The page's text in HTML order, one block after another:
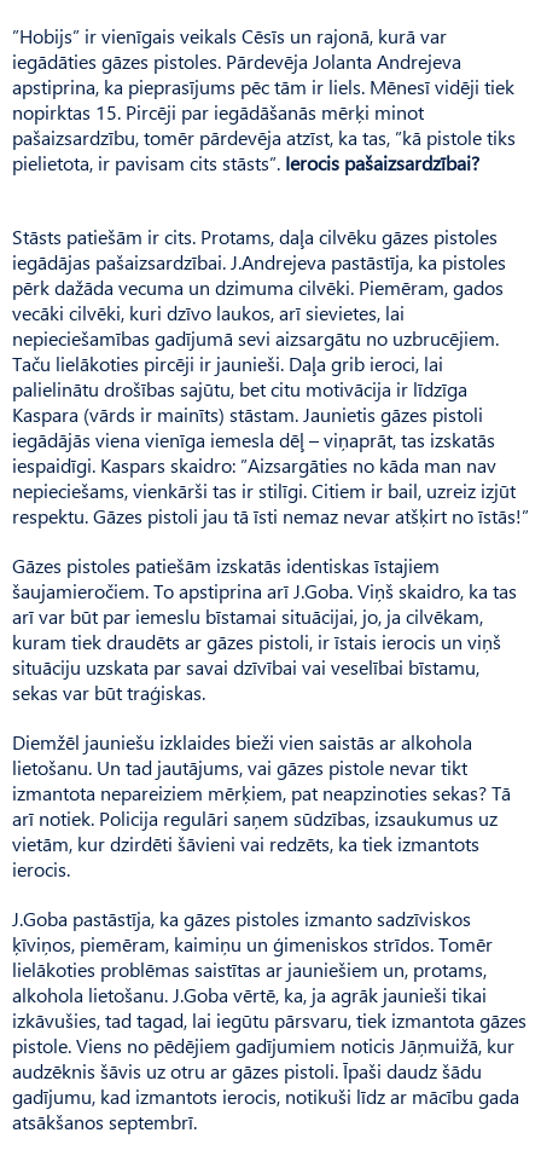
”Hobijs” ir vienīgais veikals Cēsīs un rajonā, kurā var
iegādāties gāzes pistoles. Pārdevēja Jolanta Andrejeva
apstiprina, ka pieprasījums pēc tām ir liels. Mēnesī vidēji tiek
nopirktas 15. Pircēji par iegādāšanās mērķi minot
pašaizsardzību, tomēr pārdevēja atzīst, ka tas, ”kā pistole tiks
pielietota, ir pavisam cits stāsts”. Ierocis pašaizsardzībai?
Stāsts patiešām ir cits. Protams, daļa cilvēku gāzes pistoles
iegādājas pašaizsardzībai. J.Andrejeva pastāstīja, ka pistoles
pērk dažāda vecuma un dzimuma cilvēki. Piemēram, gados
vecāki cilvēki, kuri dzīvo laukos, arī sievietes, lai
nepieciešamības gadījumā sevi aizsargātu no uzbrucējiem.
Taču lielākoties pircēji ir jaunieši. Daļa grib ieroci, lai
palielinātu drošības sajūtu, bet citu motivācija ir līdzīga
Kaspara (vārds ir mainīts) stāstam. Jaunietis gāzes pistoli
iegādājās viena vienīga iemesla dēļ – viņaprāt, tas izskatās
iespaidīgi. Kaspars skaidro: ”Aizsargāties no kāda man nav
nepieciešams, vienkārši tas ir stilīgi. Citiem ir bail, uzreiz izjūt
respektu. Gāzes pistoli jau tā īsti nemaz nevar atšķirt no īstās!”
Gāzes pistoles patiešām izskatās identiskas īstajiem
šaujamieročiem. To apstiprina arī J.Goba. Viņš skaidro, ka tas
arī var būt par iemeslu bīstamai situācijai, jo, ja cilvēkam,
kuram tiek draudēts ar gāzes pistoli, ir īstais ierocis un viņš
situāciju uzskata par savai dzīvībai vai veselībai bīstamu,
sekas var būt traģiskas.
Diemžēl jauniešu izklaides bieži vien saistās ar alkohola
lietošanu. Un tad jautājums, vai gāzes pistole nevar tikt
izmantota nepareiziem mērķiem, pat neapzinoties sekas? Tā
arī notiek. Policija regulāri saņem sūdzības, izsaukumus uz
vietām, kur dzirdēti šāvieni vai redzēts, ka tiek izmantots
ierocis.
J.Goba pastāstīja, ka gāzes pistoles izmanto sadzīviskos
ķīviņos, piemēram, kaimiņu un ģimeniskos strīdos. Tomēr
lielākoties problēmas saistītas ar jauniešiem un, protams,
alkohola lietošanu. J.Goba vērtē, ka, ja agrāk jaunieši tikai
izkāvušies, tad tagad, lai iegūtu pārsvaru, tiek izmantota gāzes
pistole. Viens no pēdējiem gadījumiem noticis Jāņmuižā, kur
audzēknis šāvis uz otru ar gāzes pistoli. Īpaši daudz šādu
gadījumu, kad izmantots ierocis, notikuši līdz ar mācību gada
atsākšanos septembrī.